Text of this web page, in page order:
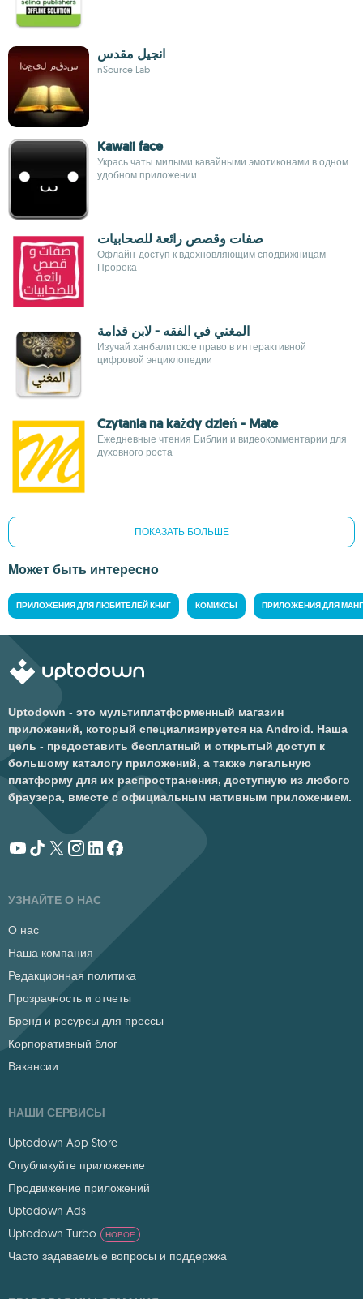
انجیل مقدس
nSource Lab
Kawaii face
Укрась чаты милыми кавайными эмотиконами в одном
удобном приложении
صفات وقصص رائعة للصحابيات
Офлайн-доступ к вдохновляющим сподвижницам
Пророка
المغني في الفقه - لابن قدامة
Изучай ханбалитское право в интерактивной
цифровой энциклопедии
Czytania na każdy dzień - Mate
Ежедневные чтения Библии и видеокомментарии для
духовного роста
ПОКАЗАТЬ БОЛЬШЕ
Может быть интересно
ПРИЛОЖЕНИЯ ДЛЯ ЛЮБИТЕЛЕЙ КНИГ КОМИКСЫ ПРИЛОЖЕНИЯ ДЛЯ
Uptodown - это мультиплатформенный магазин
приложений, который специализируется на Android. Наша
цель - предоставить бесплатный и открытый доступ к
большому каталогу приложений, а также легальную
платформу для их распространения, доступную из любого
браузера, вместе с официальным нативным приложением.
УЗНАЙТЕ О НАС
О нас
Наша компания
Редакционная политика
Прозрачность и отчеты
Бренд и ресурсы для прессы
Корпоративный блог
Вакансии
НАШИ СЕРВИСЫ
Uptodown App Store
Опубликуйте приложение
Продвижение приложений
Uptodown Ads
Uptodown Turbo
НОВОЕ
Часто задаваемые вопросы и поддержка